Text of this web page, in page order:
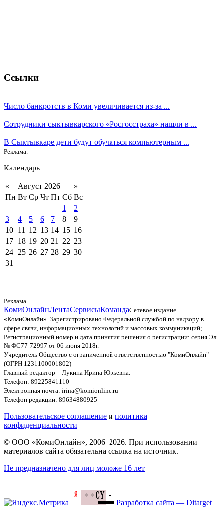
Ссылки
Число банкротств в Коми увеличивается из-за ...
Сотрудники сыктывкарского «Росгосстраха» нашли в ...
В Сыктывкаре дети будут обучаться компьютерным ...
Реклама.
Календарь
« Август 2026
»
Пн Вт Ср Чт Пт Сб Вс
1
2
3
4 5 6 7 8
9
10 11 12 13 14 15 16
17 18 19 20 21 22 23
24 25 26 27 28 29 30
31
Реклама
КомиОнлайнЛентаСервисыКомандаСетевое издание
«КомиОнлайн». Зарегистрировано Федеральной службой по надзору в
сфере связи, информационных технологий и массовых коммуникаций;
Регистрационный номер и дата принятия решения о регистрации: серия Эл
№ ФС77-72997 от 06 июня 2018г.
Учредитель Общество с ограниченной ответственностью "КомиОнлайн"
(ОГРН 1231100001802)
Главный редактор – Лукина Ирина Юрьевна.
Телефон: 89225841110
Электронная почта: irina@komionline.ru
Телефон редакции: 89634880925
Пользовательское соглашение и политика
конфиденциальности
© ООО «КомиОнлайн», 2006–2026. При использовании
материалов сайта обязательна ссылка на источник.
Не предназначено для лиц моложе 16 лет
Разработка сайта — Ditarget